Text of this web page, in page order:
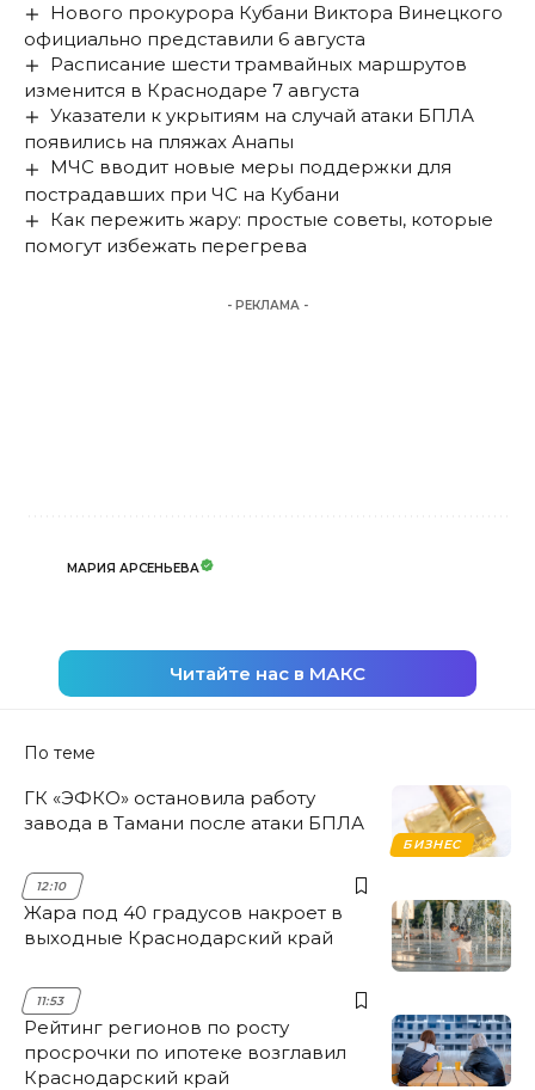
Нового прокурора Кубани Виктора Винецкого
официально представили 6 августа
Расписание шести трамвайных маршрутов
изменится в Краснодаре 7 августа
Указатели к укрытиям на случай атаки БПЛА
появились на пляжах Анапы
МЧС вводит новые меры поддержки для
пострадавших при ЧС на Кубани
Как пережить жару: простые советы, которые
помогут избежать перегрева
- РЕКЛАМА -
МАРИЯ АРСЕНЬЕВА
Читайте нас в МАКС
По теме
БИЗНЕС
ГК «ЭФКО» остановила работу
завода в Тамани после атаки БПЛА
12:10
Жара под 40 градусов накроет в
выходные Краснодарский край
11:53
Рейтинг регионов по росту
просрочки по ипотеке возглавил
Краснодарский край